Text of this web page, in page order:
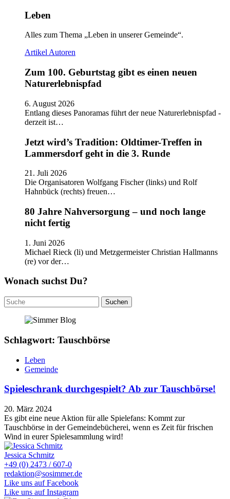
Leben
Alles zum Thema „Leben in unserer Gemeinde“.
ArtikelAutoren
Zum 100. Geburtstag gibt es einen neuen
Naturerlebnispfad
6. August 2026
Entlang dieses Panoramas führt der neue Naturerlebnispfad -
derzeit ist…
Jetzt wird’s Tradition: Oldtimer-Treffen in
Lammersdorf geht in die 3. Runde
21. Juli 2026
Die Organisatoren Wolfgang Fischer (links) und Rolf
Hahnbück (rechts) freuen…
80 Jahre Nahversorgung – und noch lange
nicht fertig
1. Juni 2026
Michael Rieck (li) und Metzgermeister Christian Hallmanns
(re) vor der…
Wonach suchst Du?
Suchen
nach:
Schlagwort: Tauschbörse
Leben
Gemeinde
Spieleschrank durchgespielt? Ab zur Tauschbörse!
20. März 2024
Es gibt eine neue Aktion für alle Spielefans: Kommt zur
Tauschbörse in der Gemeindebücherei, wenn es Zeit für frischen
Wind in eurer Spielesammlung wird!
Jessica Schmitz
+49 (0) 2473 / 607-0
redaktion@sosimmer.de
Like uns auf Facebook
Like uns auf Instagram